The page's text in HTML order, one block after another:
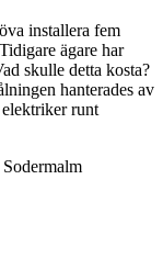
installera fem
ägare har
skulle detta kosta?
hanterades av
runt